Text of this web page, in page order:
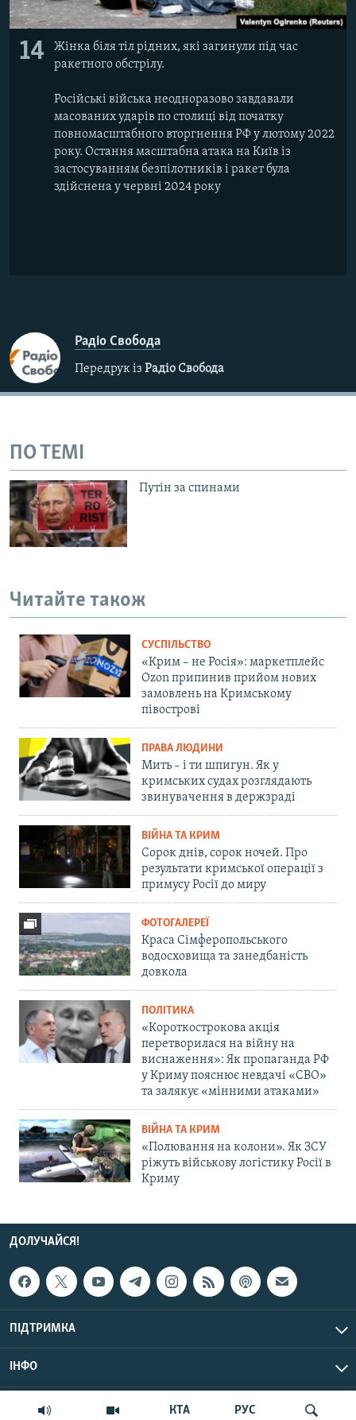
КТА РУС
14
Жінка біля тіл рідних, які загинули під час
ракетного обстрілу.
Російські війська неодноразово завдавали
масованих ударів по столиці від початку
повномасштабного вторгнення РФ у лютому 2022
року. Остання масштабна атака на Київ із
застосуванням безпілотників і ракет була
здійснена у червні 2024 року
Радіо Свобода
Передрук із Радіо Свобода
ПО ТЕМІ
Путін за спинами
Читайте також
СУСПІЛЬСТВО
«Крим – не Росія»: маркетплейс
Ozon припинив прийом нових
замовлень на Кримському
півострові
ПРАВА ЛЮДИНИ
Мить – і ти шпигун. Як у
кримських судах розглядають
звинувачення в держзраді
ВІЙНА ТА КРИМ
Сорок днів, сорок ночей. Про
результати кримської операції з
примусу Росії до миру
ФОТОГАЛЕРЕЇ
Краса Сімферопольського
водосховища та занедбаність
довкола
ПОЛІТИКА
«Короткострокова акція
перетворилася на війну на
виснаження»: Як пропаганда РФ
у Криму пояснює невдачі «СВО»
та залякує «мінними атаками»
ВІЙНА ТА КРИМ
«Полювання на колони». Як ЗСУ
ріжуть військову логістику Росії в
Криму
ДОЛУЧАЙСЯ!
ПІДТРИМКА
ІНФО
© Крим.Реалії, 2026 | Усі права застережено.